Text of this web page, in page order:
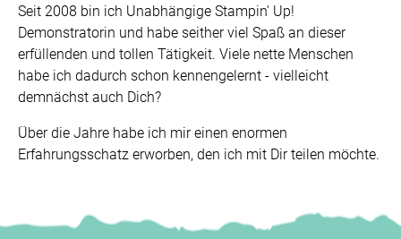
Seit 2008 bin ich Unabhängige Stampin' Up!
Demonstratorin und habe seither viel Spaß an dieser
erfüllenden und tollen Tätigkeit. Viele nette Menschen
habe ich dadurch schon kennengelernt - vielleicht
demnächst auch Dich?
Über die Jahre habe ich mir einen enormen
Erfahrungsschatz erworben, den ich mit Dir teilen möchte.